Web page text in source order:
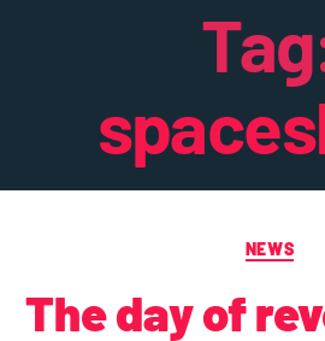
NEWS
The day of